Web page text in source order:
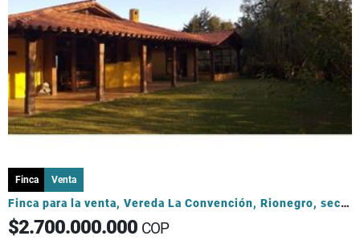
Finca Venta
Finca para la venta, Vereda La Convención, Rionegro, sector Aerop JMC
$2.700.000.000 COP